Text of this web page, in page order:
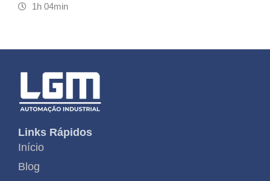
1h 04min
Links Rápidos
Início
Blog